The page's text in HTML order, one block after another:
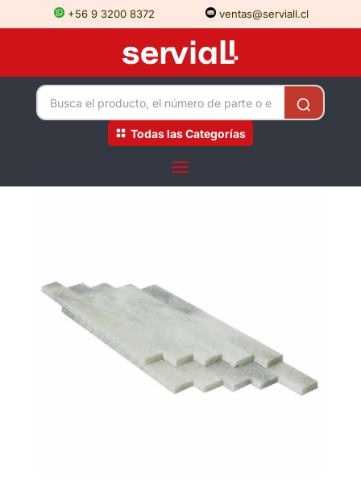
+56 9 3200 8372 ventas@serviall.cl
Todas las Categorías